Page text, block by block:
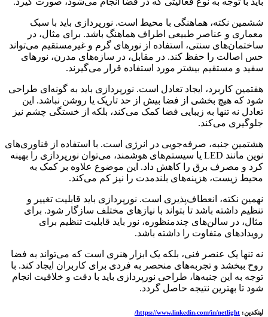
ششمین نکته، هماهنگی با محیط است. نورپردازی باید با سبک
معماری و عناصر طبیعی اطراف هماهنگ باشد. برای مثال، در
ساختمان‌های سنتی، استفاده از نورهای گرم و غیرمستقیم می‌تواند
حس اصالت را حفظ کند. در مقابل، در سازه‌های مدرن، نورهای
سفید و مستقیم بیشتر مورد استفاده قرار می‌گیرند.
هفتمین کاربرد، ایجاد تعادل است. نورپردازی باید به گونه‌ای طراحی
شود که هیچ بخشی از فضا بیش از حد تاریک یا روشن نباشد. این
تعادل نه تنها به زیبایی فضا کمک می‌کند، بلکه از خستگی چشم نیز
جلوگیری می‌کند.
هشتمین جنبه، صرفه‌جویی در انرژی است. با استفاده از فناوری‌های
نوین مانند LED یا سیستم‌های هوشمند، می‌توان نورپردازی را بهینه
کرد و مصرف برق را کاهش داد. این موضوع علاوه بر کمک به
محیط زیست، هزینه‌های بلندمدت را نیز کم می‌کند.
نهمین نکته، انعطاف‌پذیری است. نورپردازی باید قابلیت تغییر و
تنظیم داشته باشد تا بتواند با نیازهای مختلف سازگار شود. برای
مثال، در سالن‌های چندمنظوره، نور باید قابلیت تنظیم برای
رویدادهای متفاوت را داشته باشد.
نه تنها یک عنصر فنی، بلکه یک ابزار هنری است که می‌تواند به فضا
روح ببخشد و تجربه‌های منحصر به فردی برای کاربران ایجاد کند. با
توجه به این جنبه‌ها، طراحی نورپردازی باید با دقت و خلاقیت انجام
شود تا بهترین نتیجه حاصل گردد.
لینکدین: https://www.linkedin.com/in/netlight/